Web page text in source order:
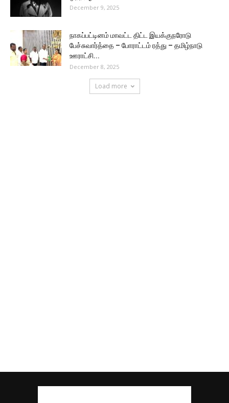
December 9, 2025
நாகப்பட்டினம் மாவட்ட திட்ட இயக்குநரோடு
பேச்சுவார்த்தை – போராட்டம் ரத்து – தமிழ்நாடு
ஊராட்சி...
December 8, 2025
Load more